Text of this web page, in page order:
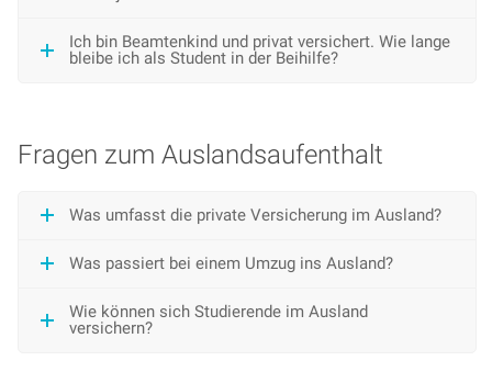
Ich bin Beamtenkind und privat versichert. Wie lange
bleibe ich als Student in der Beihilfe?
Fragen zum Auslandsaufenthalt
Was umfasst die private Versicherung im Ausland?
Was passiert bei einem Umzug ins Ausland?
Wie können sich Studierende im Ausland
versichern?